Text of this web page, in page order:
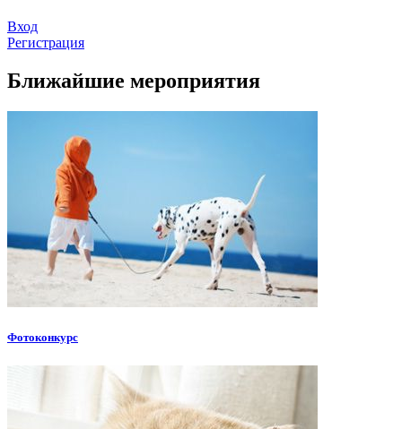
Вход
Регистрация
Ближайшие мероприятия
Фотоконкурс